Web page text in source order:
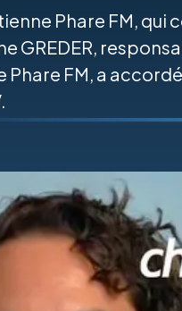
Phare FM, qui
GREDER,
FM, a